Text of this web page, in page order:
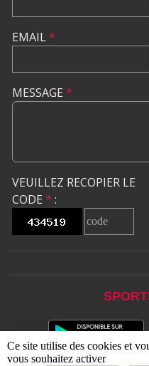
EMAIL*
MESSAGE *
VEUILLEZ RECOPIER LE
CODE * :
Ce site utilise des cookies et
vous souhaitez activer